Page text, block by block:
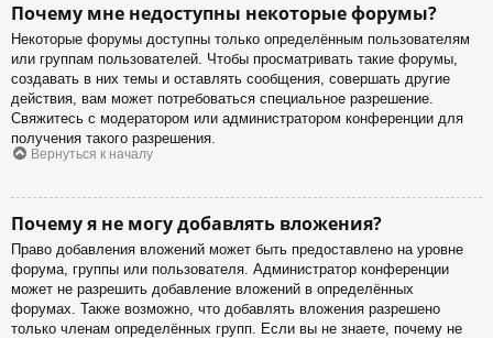
Почему мне недоступны некоторые форумы?
Некоторые форумы доступны только определённым пользователям
или группам пользователей. Чтобы просматривать такие форумы,
создавать в них темы и оставлять сообщения, совершать другие
действия, вам может потребоваться специальное разрешение.
Свяжитесь с модератором или администратором конференции для
получения такого разрешения.
Вернуться к началу
Почему я не могу добавлять вложения?
Право добавления вложений может быть предоставлено на уровне
форума, группы или пользователя. Администратор конференции
может не разрешить добавление вложений в определённых
форумах. Также возможно, что добавлять вложения разрешено
только членам определённых групп. Если вы не знаете, почему не